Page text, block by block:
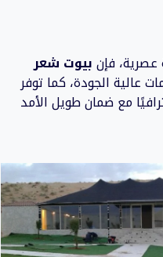
فإنبيوت شعر
عالية الجودة، كما توفر
مع ضمان طويل الأمد